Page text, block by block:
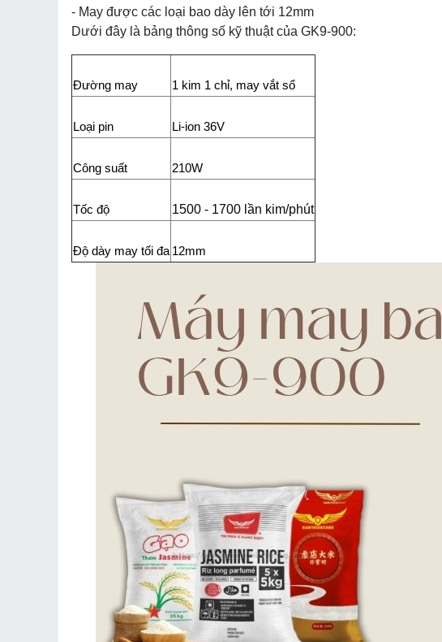
- May được các loại bao dày lên tới 12mm
Dưới đây là bảng thông số kỹ thuật của GK9-900:
Đường may 1 kim 1 chỉ, may vắt sổ
Loại pin Li-ion 36V
Công suất 210W
Tốc độ 1500 - 1700 lần kim/phút
Độ dày may tối đa 12mm